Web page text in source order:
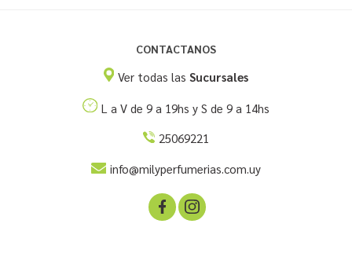
CONTACTANOS
Ver todas las Sucursales
L a V de 9 a 19hs y S de 9 a 14hs
25069221
info@milyperfumerias.com.uy